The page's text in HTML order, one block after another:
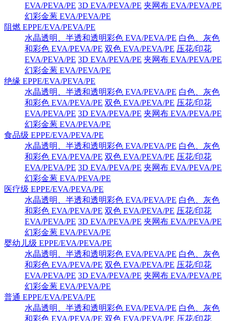
EVA/PEVA/PE 3D EVA/PEVA/PE 夹网布 EVA/PEVA/PE
幻彩金葱 EVA/PEVA/PE
阻燃 EPPE/EVA/PEVA/PE
水晶透明、半透和透明彩色 EVA/PEVA/PE 白色、灰色
和彩色 EVA/PEVA/PE 双色 EVA/PEVA/PE 压花/印花
EVA/PEVA/PE 3D EVA/PEVA/PE 夹网布 EVA/PEVA/PE
幻彩金葱 EVA/PEVA/PE
绝缘 EPPE/EVA/PEVA/PE
水晶透明、半透和透明彩色 EVA/PEVA/PE 白色、灰色
和彩色 EVA/PEVA/PE 双色 EVA/PEVA/PE 压花/印花
EVA/PEVA/PE 3D EVA/PEVA/PE 夹网布 EVA/PEVA/PE
幻彩金葱 EVA/PEVA/PE
食品级 EPPE/EVA/PEVA/PE
水晶透明、半透和透明彩色 EVA/PEVA/PE 白色、灰色
和彩色 EVA/PEVA/PE 双色 EVA/PEVA/PE 压花/印花
EVA/PEVA/PE 3D EVA/PEVA/PE 夹网布 EVA/PEVA/PE
幻彩金葱 EVA/PEVA/PE
医疗级 EPPE/EVA/PEVA/PE
水晶透明、半透和透明彩色 EVA/PEVA/PE 白色、灰色
和彩色 EVA/PEVA/PE 双色 EVA/PEVA/PE 压花/印花
EVA/PEVA/PE 3D EVA/PEVA/PE 夹网布 EVA/PEVA/PE
幻彩金葱 EVA/PEVA/PE
婴幼儿级 EPPE/EVA/PEVA/PE
水晶透明、半透和透明彩色 EVA/PEVA/PE 白色、灰色
和彩色 EVA/PEVA/PE 双色 EVA/PEVA/PE 压花/印花
EVA/PEVA/PE 3D EVA/PEVA/PE 夹网布 EVA/PEVA/PE
幻彩金葱 EVA/PEVA/PE
普通 EPPE/EVA/PEVA/PE
水晶透明、半透和透明彩色 EVA/PEVA/PE 白色、灰色
和彩色 EVA/PEVA/PE 双色 EVA/PEVA/PE 压花/印花